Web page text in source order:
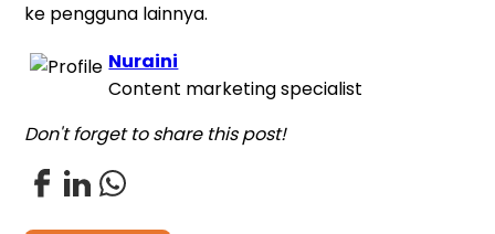
ke pengguna lainnya.
Nuraini
Content marketing specialist
Don't forget to share this post!